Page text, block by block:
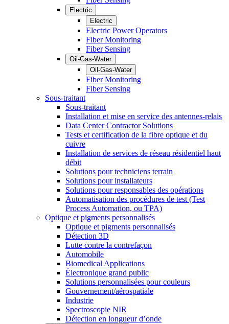
Electric
Electric
Electric Power Operators
Fiber Monitoring
Fiber Sensing
Oil-Gas-Water
Oil-Gas-Water
Fiber Monitoring
Fiber Sensing
Sous-traitant
Sous-traitant
Installation et mise en service des antennes-relais
Data Center Contractor Solutions
Tests et certification de la fibre optique et du
cuivre
Installation de services de réseau résidentiel haut
débit
Solutions pour techniciens terrain
Solutions pour installateurs
Solutions pour responsables des opérations
Automatisation des procédures de test (Test
Process Automation, ou TPA)
Optique et pigments personnalisés
Optique et pigments personnalisés
Détection 3D
Lutte contre la contrefaçon
Automobile
Biomedical Applications
Électronique grand public
Solutions personnalisées pour couleurs
Gouvernement/aérospatiale
Industrie
Spectroscopie NIR
Détection en longueur d’onde